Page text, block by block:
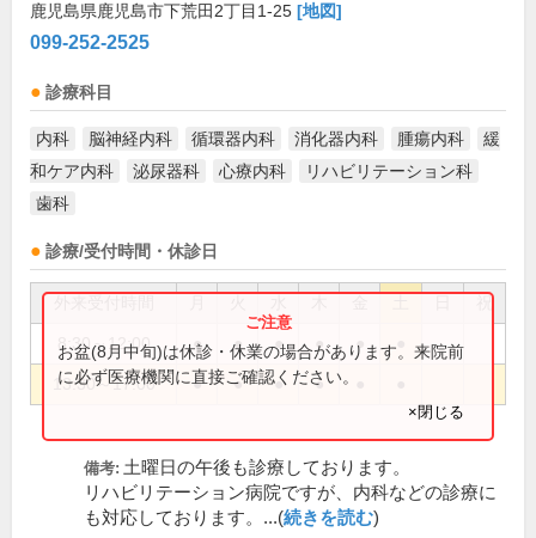
鹿児島県鹿児島市下荒田2丁目1-25 [地図]
099-252-2525
診療科目
内科 脳神経内科 循環器内科 消化器内科 腫瘍内科
緩
和ケア内科
泌尿器科 心療内科
リハビリテーション科
歯科
診療/受付時間・休診日
祝
8:30～12:00 ● ● ● ● ●
13:30～17:00 ● ● ● ●
お盆(8月中旬)は休診・休業の場合があります。来院前
に必ず医療機関に直接ご確認ください。
×閉じる
備考: 土曜日の午後も診療しております。
リハビリテーション病院ですが、内科などの診療に
も対応しております。...(続きを読む)